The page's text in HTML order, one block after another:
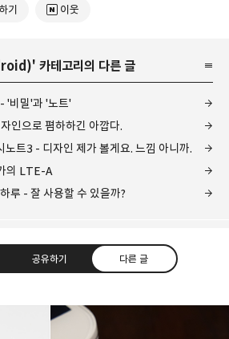
기 이웃
' 카테고리의 다른 글
'비밀'과 '노트'
인으로 폄하하긴 아깝다.
노트3 - 디자인 제가 볼게요. 느낌 아니까.
의 LTE-A
루 - 잘 사용할 수 있을까?
공유하기 다른 글